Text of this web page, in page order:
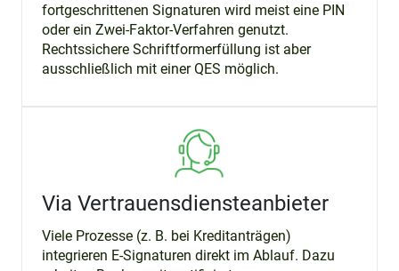
fortgeschrittenen Signaturen wird meist eine PIN
oder ein Zwei-Faktor-Verfahren genutzt.
Rechtssichere Schriftformerfüllung ist aber
ausschließlich mit einer QES möglich.
Via Vertrauensdiensteanbieter
Viele Prozesse (z. B. bei Kreditanträgen)
integrieren E-Signaturen direkt im Ablauf. Dazu